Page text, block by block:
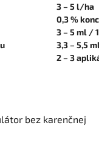
3 – 5 l/ha
0,3 %
3 – 5 ml /
3,3 – 5,5
2 – 3
bez karenčnej